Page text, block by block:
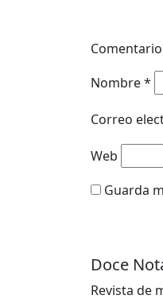
Comentario
Nombre*
Correo
Web
Guarda
Doce
Revista de